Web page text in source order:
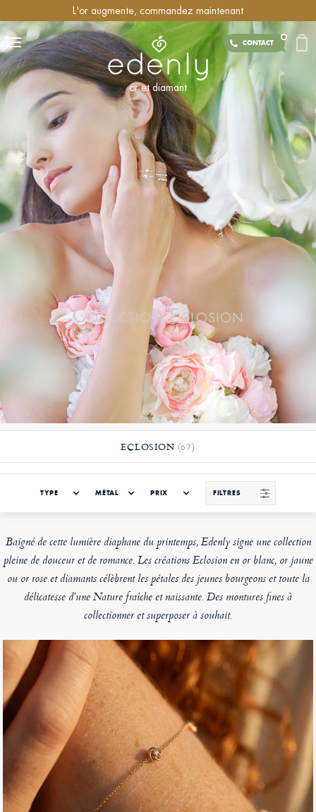
L'or augmente, commandez maintenant
CONTACT
or et diamant
Collection Eclosion
ECLOSION (67)
TYPE MÉTAL PRIX FILTRES
Baigné de cette lumière diaphane du printemps, Edenly signe une collection
pleine de douceur et de romance. Les créations Eclosion en or blanc, or jaune
ou or rose et diamants célèbrent les pétales des jeunes bourgeons et toute la
délicatesse d'une Nature fraîche et naissante. Des montures fines à
collectionner et superposer à souhait.